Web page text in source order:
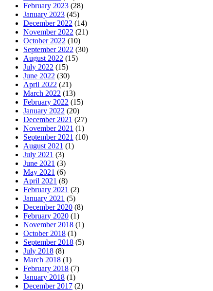
February 2023 (28)
January 2023 (45)
December 2022 (14)
November 2022 (21)
October 2022 (10)
September 2022 (30)
August 2022 (15)
July 2022 (15)
June 2022 (30)
April 2022 (21)
March 2022 (13)
February 2022 (15)
January 2022 (20)
December 2021 (27)
November 2021 (1)
September 2021 (10)
August 2021 (1)
July 2021 (3)
June 2021 (3)
May 2021 (6)
April 2021 (8)
February 2021 (2)
January 2021 (5)
December 2020 (8)
February 2020 (1)
November 2018 (1)
October 2018 (1)
September 2018 (5)
July 2018 (8)
March 2018 (1)
February 2018 (7)
January 2018 (1)
December 2017 (2)